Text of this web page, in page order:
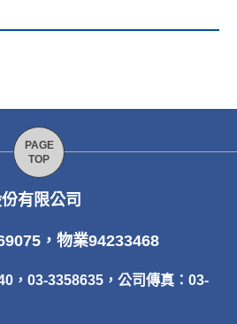
有限公司
，物業94233468
，03-3358635，公司傳真：03-